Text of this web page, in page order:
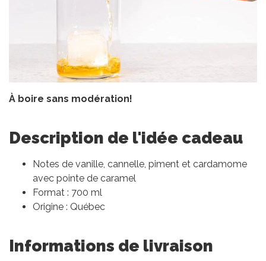
À boire sans modération!
Description de l'idée cadeau
Notes de vanille, cannelle, piment et cardamome
avec pointe de caramel
Format : 700 ml
Origine : Québec
Informations de livraison